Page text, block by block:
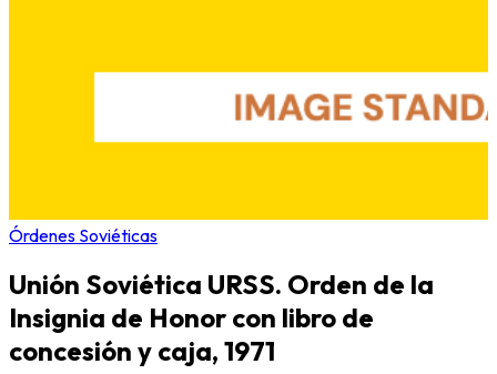
Órdenes Soviéticas
Unión Soviética URSS. Orden de la
Insignia de Honor con libro de
concesión y caja, 1971